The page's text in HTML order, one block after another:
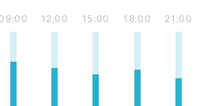
09:00 12:00 15:00 18:00 21:00